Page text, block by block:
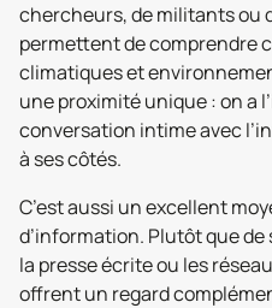
chercheurs, de militants ou
permettent de comprendre
climatiques et
une proximité unique : on a
conversation intime avec
à ses côtés.
C’est aussi un excellent
d’information. Plutôt que
la presse écrite ou les
offrent un regard